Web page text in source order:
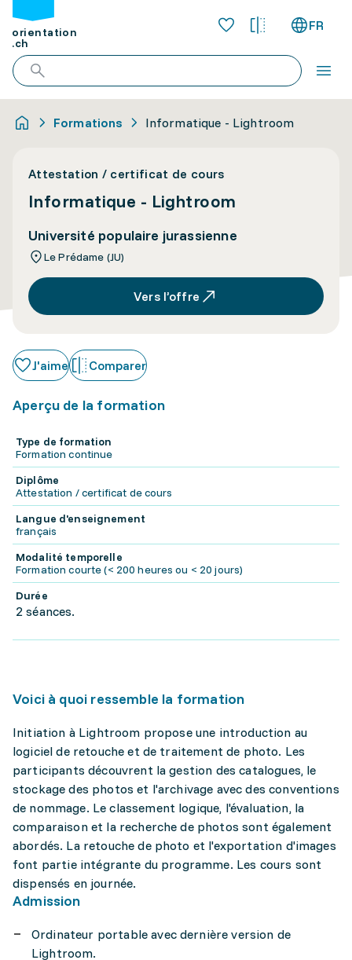
orientation
.ch
FR
Formations Informatique - Lightroom
Attestation / certificat de cours
Informatique - Lightroom
Université populaire jurassienne
Le Prédame (JU)
Vers l’offre
J'aime Comparer
Aperçu de la formation
Type de formation
Formation continue
Diplôme
Attestation / certificat de cours
Langue d'enseignement
français
Modalité temporelle
Formation courte (< 200 heures ou < 20 jours)
Durée
2 séances.
Voici à quoi ressemble la formation
Initiation à Lightroom propose une introduction au
logiciel de retouche et de traitement de photo. Les
participants découvrent la gestion des catalogues, le
stockage des photos et l'archivage avec des conventions
de nommage. Le classement logique, l'évaluation, la
comparaison et la recherche de photos sont également
abordés. La retouche de photo et l'exportation d'images
font partie intégrante du programme. Les cours sont
dispensés en journée.
Admission
Ordinateur portable avec dernière version de
Lightroom.